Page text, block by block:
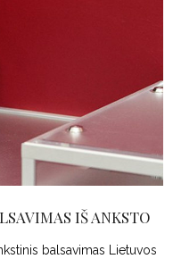
IŠ ANKSTO
balsavimas Lietuvos